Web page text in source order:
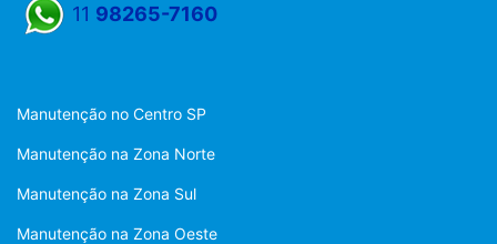
11 98265-7160
Manutenção no Centro SP
Manutenção na Zona Norte
Manutenção na Zona Sul
Manutenção na Zona Oeste